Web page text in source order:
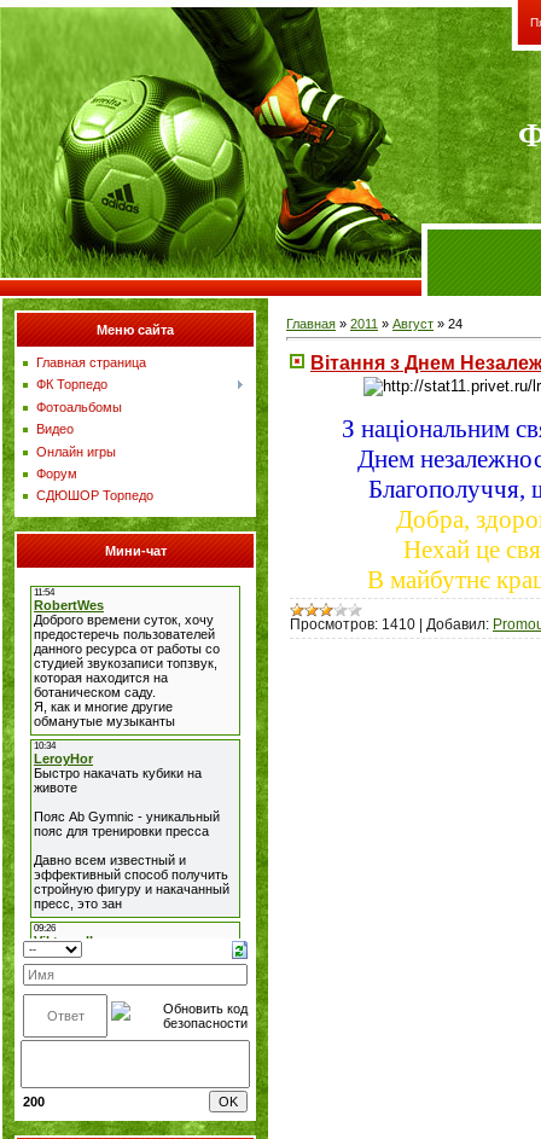
Меню сайта
Главная страница
ФК Торпедо
Фотоальбомы
Видео
Онлайн игры
Форум
СДЮШОР Торпедо
Мини-чат
200
Главная » 2011 » Август » 24
Вітання з Днем
З національним
Днем
Благополуччя,
Добра,
Нехай це
В майбутнє
Просмотров: 1410 Добавил: